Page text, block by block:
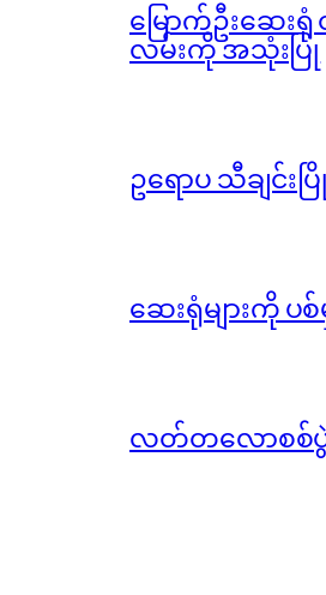
မြောက်ဦးဆေး
လမ်းကို အသုံးပြု
ဥရောပ သီချင်
ဆေးရုံများကို
လတ်တလောစစ်ပွဲမ